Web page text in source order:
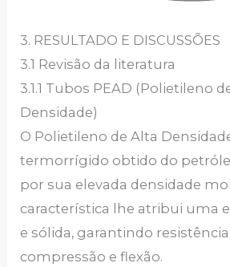
3. RESULTADO E DISCUSSÕES
3.1 Revisão da literatura
3.1.1 Tubos PEAD (Polietileno
Densidade)
O Polietileno de Alta
termorrígido obtido do
por sua elevada densidade
característica lhe atribui uma
e sólida, garantindo
compressão e flexão.